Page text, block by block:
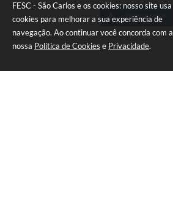
FESC - São Carlos e os cookies: nosso site usa
cookies para melhorar a sua experiência de
navegação. Ao continuar você concorda com a
nossa Política de Cookies e Privacidade.
DOWNLOADS